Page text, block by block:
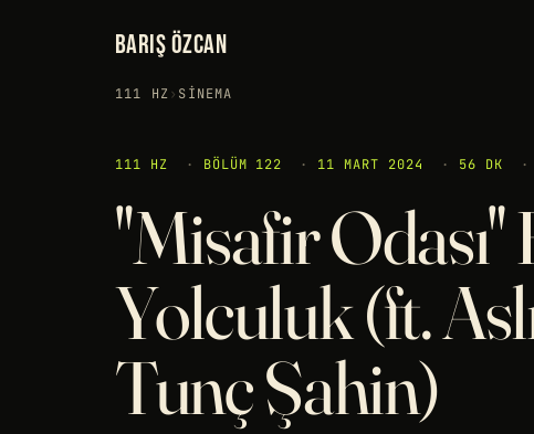
BARIŞ ÖZCAN
111 HZ› SINEMA
111 HZ · BÖLÜM 122 · 11 MART 2024 · 56 DK ·
"Misafir
Yolculuk (ft.
Tunç Şahin)